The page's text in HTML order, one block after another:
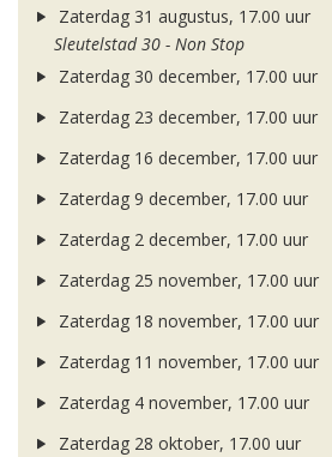
Zaterdag 31 augustus, 17.00 uur
Sleutelstad 30 - Non Stop
Zaterdag 30 december, 17.00 uur
Zaterdag 23 december, 17.00 uur
Zaterdag 16 december, 17.00 uur
Zaterdag 9 december, 17.00 uur
Zaterdag 2 december, 17.00 uur
Zaterdag 25 november, 17.00 uur
Zaterdag 18 november, 17.00 uur
Zaterdag 11 november, 17.00 uur
Zaterdag 4 november, 17.00 uur
Zaterdag 28 oktober, 17.00 uur